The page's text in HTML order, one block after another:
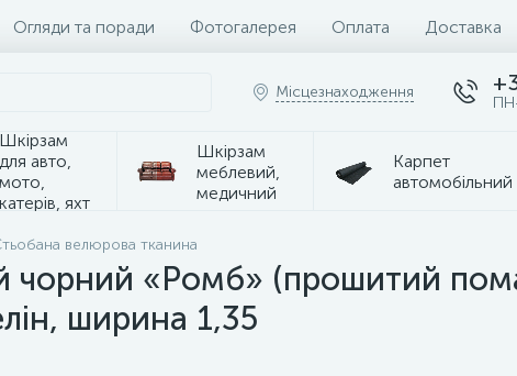
Огляди та поради Фотогалерея Оплата Доставка
Місцезнаходження
Шкірзам
для авто,
мото,
катерів, яхт
Шкірзам
меблевий,
медичний
Карпет
автомобільний
велюрова тканина
чорний «Ромб» (прошитий
ширина 1,35